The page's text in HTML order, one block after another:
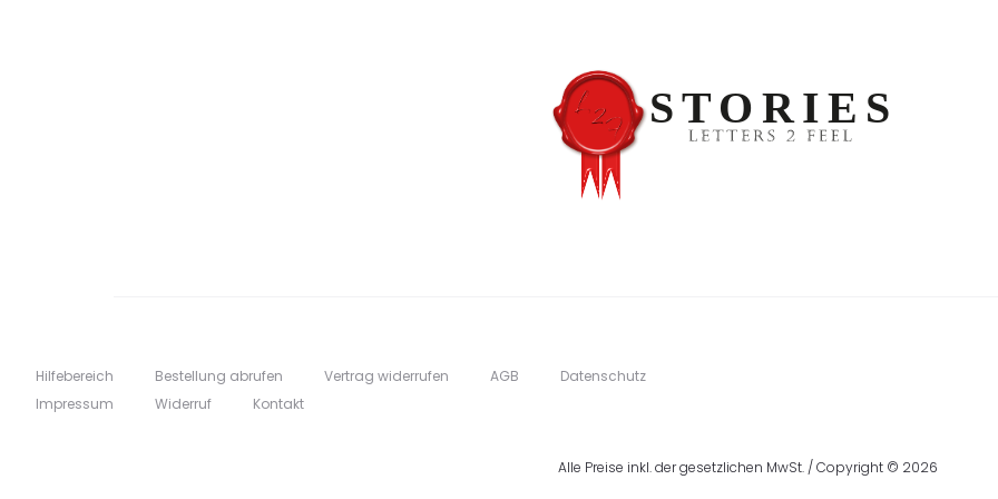
Hilfebereich Bestellung abrufen Vertrag widerrufen AGB
Datenschutz
Impressum
Widerruf Kontakt
Alle Preise inkl. der gesetzlichen MwSt. / Copyright © 2026